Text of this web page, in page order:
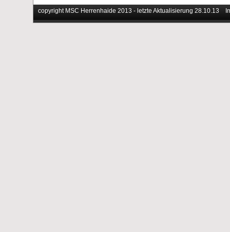
copyright MSC Herrenhaide 2013 - letzte Aktualisierung 28.10.13